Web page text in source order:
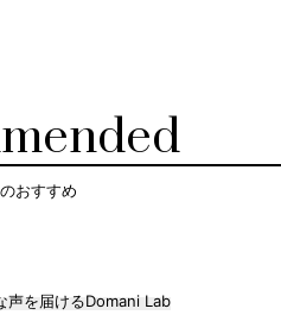
おすすめ
声を届けるDomani Lab